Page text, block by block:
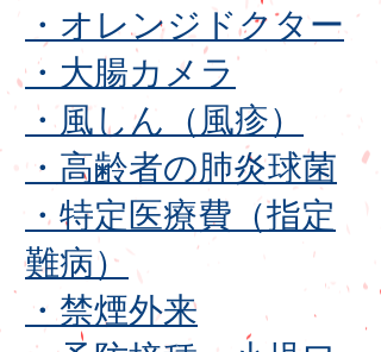
・オレンジドクター
・大腸カメラ
・風しん（風疹）
・高齢者の肺炎球菌
・特定医療費（指定
難病）
・禁煙外来